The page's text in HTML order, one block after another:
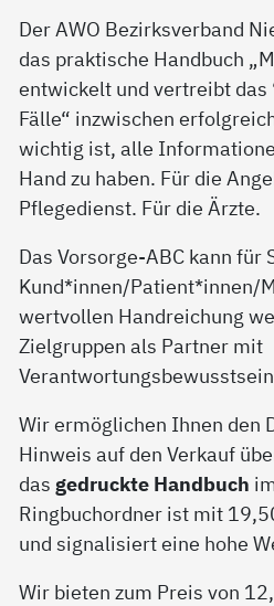
Der AWO Bezirksverband
das praktische Handbuch
entwickelt und vertreibt das
Fälle“ inzwischen
wichtig ist, alle
Hand zu haben. Für die
Pflegedienst. Für die Ärzte.
Das Vorsorge-ABC kann für
Kund*innen/Patient*innen/
wertvollen Handreichung
Zielgruppen als Partner mit
Wir ermöglichen Ihnen den
Hinweis auf den Verkauf
das gedruckte Handbuch
Ringbuchordner ist mit
und signalisiert eine hohe
Wir bieten zum Preis von